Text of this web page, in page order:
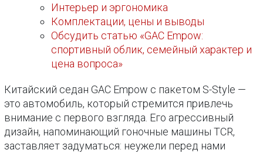
Интерьер и эргономика
Комплектации, цены и выводы
Обсудить статью «GAC Empow:
спортивный облик, семейный характер и
цена вопроса»
Китайский седан GAC Empow с пакетом S-Style —
это автомобиль, который стремится привлечь
внимание с первого взгляда. Его агрессивный
дизайн, напоминающий гоночные машины TCR,
заставляет задуматься: неужели перед нами